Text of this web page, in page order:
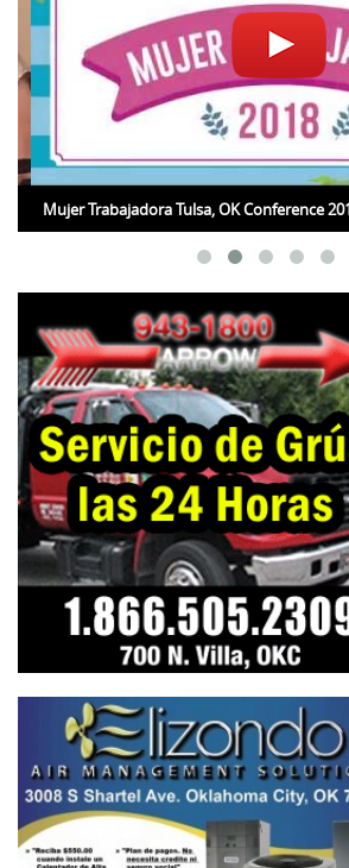
Mujer Trabajadora Tulsa, OK Conference 2018